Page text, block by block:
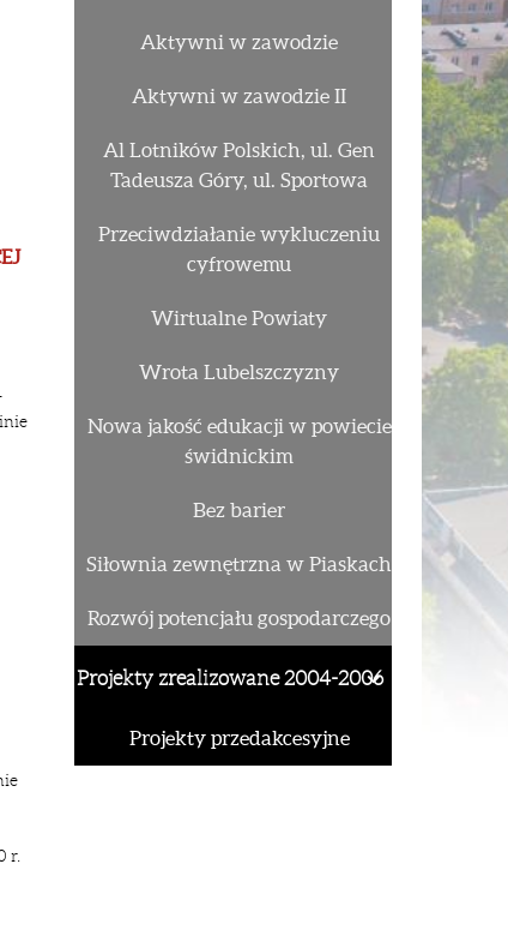
r.
Aktywni w zawodzie
Aktywni w zawodzie II
Al Lotników Polskich, ul. Gen
Tadeusza Góry, ul. Sportowa
Przeciwdziałanie wykluczeniu
cyfrowemu
Wirtualne Powiaty
Wrota Lubelszczyzny
Nowa jakość edukacji w powiecie
świdnickim
Bez barier
Siłownia zewnętrzna w Piaskach
Rozwój potencjału gospodarczego
Projekty zrealizowane 2004-2006
Projekty przedakcesyjne